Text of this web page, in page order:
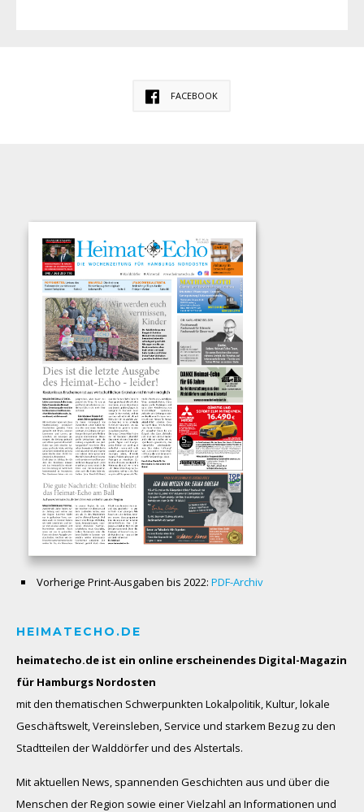
FACEBOOK
Vorherige Print-Ausgaben bis 2022: PDF-Archiv
HEIMATECHO.DE
heimatecho.de ist ein online erscheinendes Digital-Magazin
für Hamburgs Nordosten
mit den thematischen Schwerpunkten Lokalpolitik, Kultur, lokale
Geschäftswelt, Vereinsleben, Service und starkem Bezug zu den
Stadtteilen der Walddörfer und des Alstertals.
Mit aktuellen News, spannenden Geschichten aus und über die
Menschen der Region sowie einer Vielzahl an Informationen und